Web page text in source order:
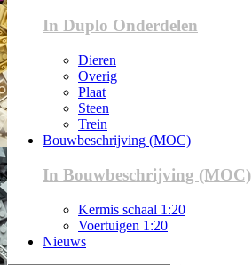
In Duplo Onderdelen
Dieren
Overig
Plaat
Steen
Trein
Bouwbeschrijving (MOC)
In Bouwbeschrijving (MOC)
Kermis schaal 1:20
Voertuigen 1:20
Nieuws